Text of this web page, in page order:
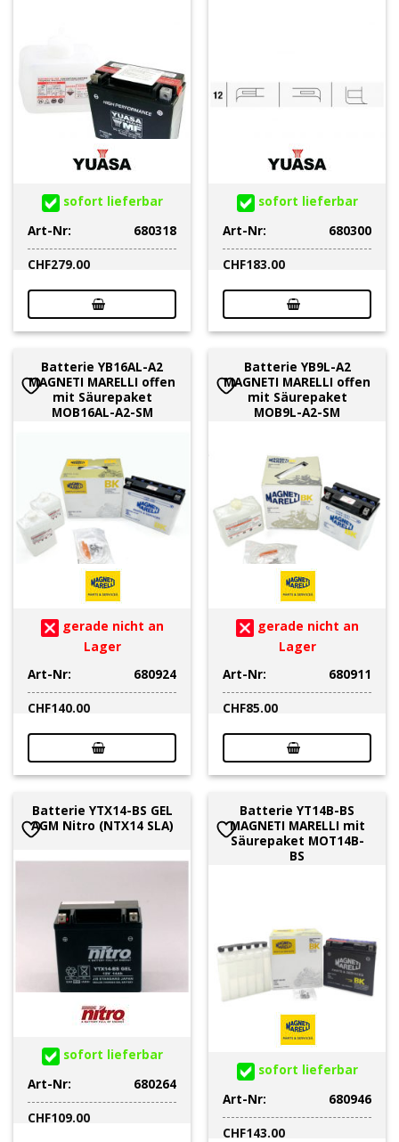
sofort lieferbar
Art-Nr:
680318
CHF279.00
sofort lieferbar
Art-Nr:
680300
CHF183.00
Batterie YB16AL-A2
MAGNETI MARELLI offen
mit Säurepaket
MOB16AL-A2-SM
gerade nicht an
Lager
Art-Nr:
680924
CHF140.00
Batterie YB9L-A2
MAGNETI MARELLI offen
mit Säurepaket
MOB9L-A2-SM
gerade nicht an
Lager
Art-Nr:
680911
CHF85.00
Batterie YTX14-BS GEL
AGM Nitro (NTX14 SLA)
sofort lieferbar
Art-Nr:
680264
CHF109.00
Batterie YT14B-BS
MAGNETI MARELLI mit
Säurepaket MOT14B-
BS
sofort lieferbar
Art-Nr:
680946
CHF143.00